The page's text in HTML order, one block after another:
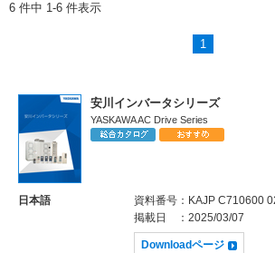
6 件中 1-6 件表示
1
安川インバータシリーズ
YASKAWA AC Drive Series
日本語 資料番号 ：KAJP C710600
掲載日
：2025/03/07
Downloadページ